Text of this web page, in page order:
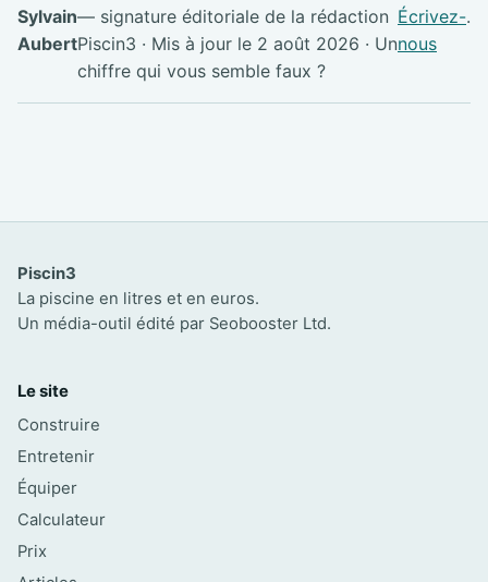
Sylvain
Aubert
— signature éditoriale de la rédaction
Piscin3 · Mis à jour le 2 août 2026 · Un
chiffre qui vous semble faux ?
Écrivez-
nous
.
Piscin3
La piscine en litres et en euros.
Un média-outil édité par Seobooster Ltd.
Le site
Construire
Entretenir
Équiper
Calculateur
Prix